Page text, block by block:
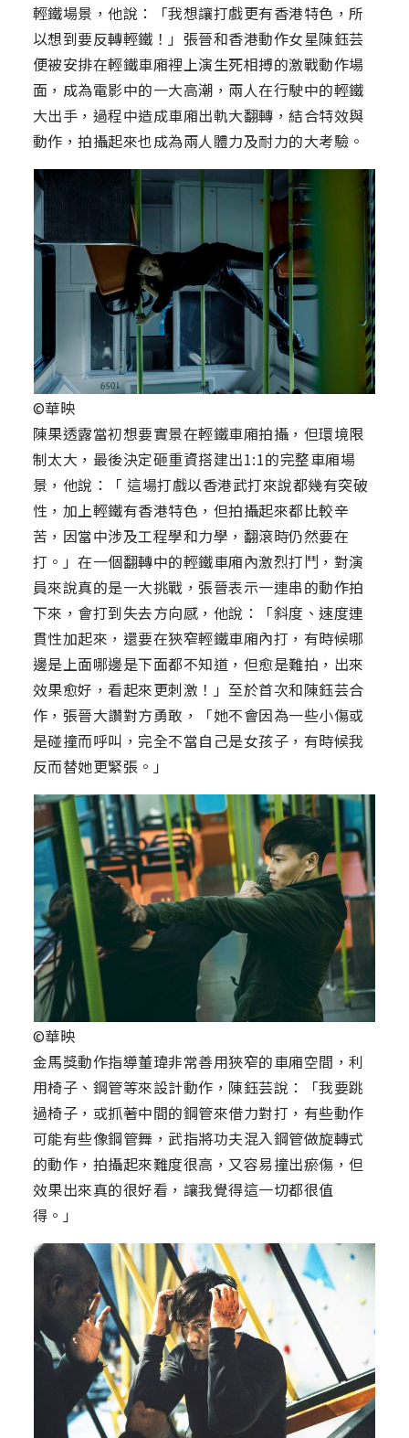
輕鐵場景，他說：「我想讓打戲更有香港特色，所
以想到要反轉輕鐵！」張晉和香港動作女星陳鈺芸
便被安排在輕鐵車廂裡上演生死相搏的激戰動作場
面，成為電影中的一大高潮，兩人在行駛中的輕鐵
大出手，過程中造成車廂出軌大翻轉，結合特效與
動作，拍攝起來也成為兩人體力及耐力的大考驗。
©華映
陳果透露當初想要實景在輕鐵車廂拍攝，但環境限
制太大，最後決定砸重資搭建出1:1的完整車廂場
景，他說：「 這場打戲以香港武打來說都幾有突破
性，加上輕鐵有香港特色，但拍攝起來都比較辛
苦，因當中涉及工程學和力學，翻滾時仍然要在
打。」在一個翻轉中的輕鐵車廂內激烈打鬥，對演
員來說真的是一大挑戰，張晉表示一連串的動作拍
下來，會打到失去方向感，他說：「斜度、速度連
貫性加起來，還要在狹窄輕鐵車廂內打，有時候哪
邊是上面哪邊是下面都不知道，但愈是難拍，出來
效果愈好，看起來更刺激！」至於首次和陳鈺芸合
作，張晉大讚對方勇敢，「她不會因為一些小傷或
是碰撞而呼叫，完全不當自己是女孩子，有時候我
反而替她更緊張。」
©華映
金馬獎動作指導董瑋非常善用狹窄的車廂空間，利
用椅子、鋼管等來設計動作，陳鈺芸說：「我要跳
過椅子，或抓著中間的鋼管來借力對打，有些動作
可能有些像鋼管舞，武指將功夫混入鋼管做旋轉式
的動作，拍攝起來難度很高，又容易撞出瘀傷，但
效果出來真的很好看，讓我覺得這一切都很值
得。」